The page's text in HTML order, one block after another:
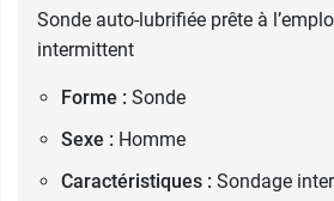
Sonde auto-lubrifiée prête à
intermittent
Forme : Sonde
Sexe : Homme
Caractéristiques : Sondage